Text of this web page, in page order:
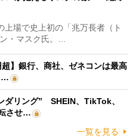
場で史上初の「兆万長者（ト
・マスク氏。…
超】銀行、商社、ゼネコンは最高
…
ダリング” SHEIN、TikTok、
させ…
一覧を見る